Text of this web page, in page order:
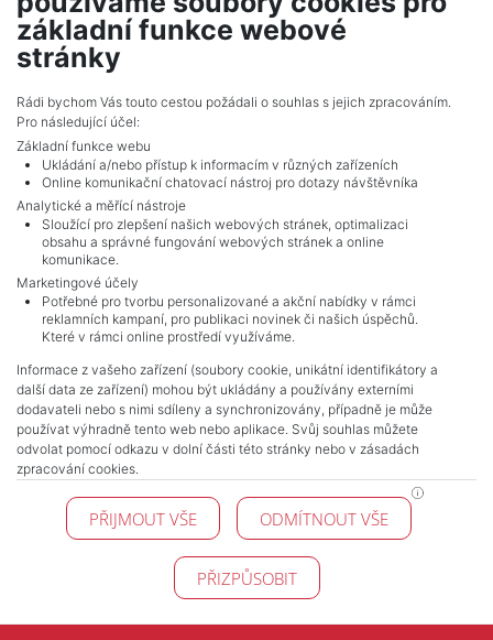
Seifertova 823/9, 13000, Praha 3
NAVIGACE
Terms and conditions
Protection of personal data
Real estate's
Contact
Cookie processing
KONTAKT
Pražské reality
140 00 Praha 4
základní funkce webové
stránky
Rádi bychom Vás touto cestou požádali o souhlas s jejich zpracováním.
Pro následující účel:
Základní funkce webu
Ukládání a/nebo přístup k informacím v různých zařízeních
Online komunikační chatovací nástroj pro dotazy návštěvníka
Analytické a měřící nástroje
Sloužící pro zlepšení našich webových stránek, optimalizaci
obsahu a správné fungování webových stránek a online
komunikace.
Marketingové účely
Potřebné pro tvorbu personalizované a akční nabídky v rámci
reklamních kampaní, pro publikaci novinek či našich úspěchů.
Které v rámci online prostředí využíváme.
Informace z vašeho zařízení (soubory cookie, unikátní identifikátory a
další data ze zařízení) mohou být ukládány a používány externími
dodavateli nebo s nimi sdíleny a synchronizovány, případně je může
používat výhradně tento web nebo aplikace. Svůj souhlas můžete
odvolat pomocí odkazu v dolní části této stránky nebo v zásadách
zpracování cookies.
PŘIJMOUT VŠE ODMÍTNOUT VŠE
PŘIZPŮSOBIT